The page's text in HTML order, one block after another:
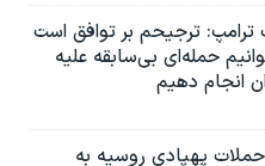
ترامپ: ترجیحم بر توافق است
حمله‌ای بی‌سابقه علیه
انجام دهیم
پهپادی روسیه به